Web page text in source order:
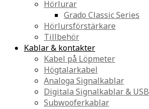
Hörlurar
Grado Classic Series
Hörlursförstärkare
Tillbehör
Kablar & kontakter
Kabel på Löpmeter
Högtalarkabel
Analoga Signalkablar
Digitala Signalkablar & USB
Subwooferkablar